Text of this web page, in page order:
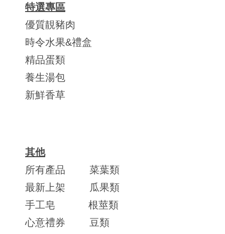
特選專區
優質靚豬肉
時令水果&禮盒
精品蛋類
養生湯包
新鮮香草
其他
所有產品
菜葉類
最新上架
瓜果類
手工皂
根莖類
心意禮券
豆類